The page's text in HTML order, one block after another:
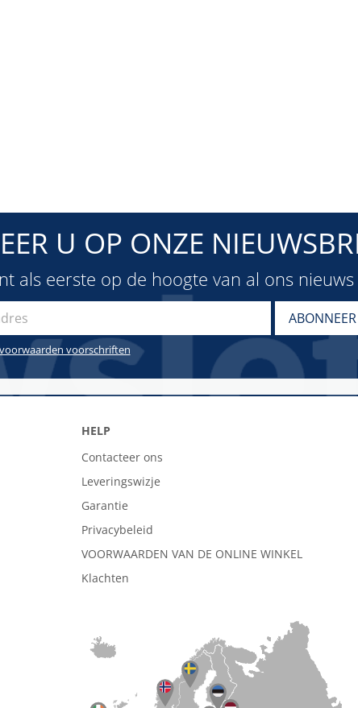
U OP ONZE
als eerste op de hoogte van al ons nieuws
voorwaarden voorschriften
HELP
Contacteer ons
Leveringswizje
Garantie
Privacybeleid
VOORWAARDEN VAN DE ONLINE WINKEL
Klachten